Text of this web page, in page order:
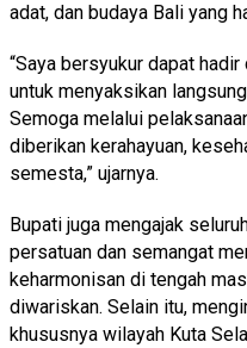
adat, dan budaya Bali yang
“Saya bersyukur dapat
untuk menyaksikan
Semoga melalui
diberikan kerahayuan,
semesta,” ujarnya.
Bupati juga mengajak
persatuan dan semangat
keharmonisan di tengah
diwariskan. Selain itu,
khususnya wilayah Kuta